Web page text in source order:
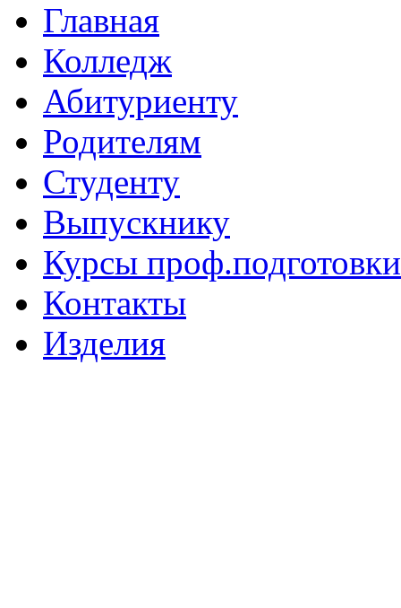
Главная
Колледж
Абитуриенту
Родителям
Студенту
Выпускнику
Курсы проф.подготовки
Контакты
Изделия